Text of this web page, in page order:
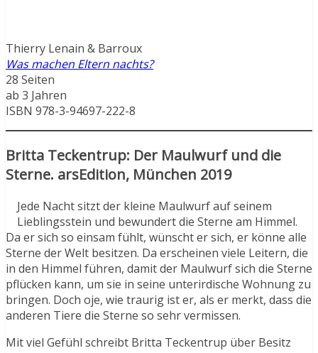
Thierry Lenain & Barroux
Was machen Eltern nachts?
28 Seiten
ab 3 Jahren
ISBN 978-3-94697-222-8
Britta Teckentrup: Der Maulwurf und die
Sterne. arsEdition, München 2019
Jede Nacht sitzt der kleine Maulwurf auf seinem
Lieblingsstein und bewundert die Sterne am Himmel.
Da er sich so einsam fühlt, wünscht er sich, er könne alle
Sterne der Welt besitzen. Da erscheinen viele Leitern, die
in den Himmel führen, damit der Maulwurf sich die Sterne
pflücken kann, um sie in seine unterirdische Wohnung zu
bringen. Doch oje, wie traurig ist er, als er merkt, dass die
anderen Tiere die Sterne so sehr vermissen.
Mit viel Gefühl schreibt Britta Teckentrup über Besitz